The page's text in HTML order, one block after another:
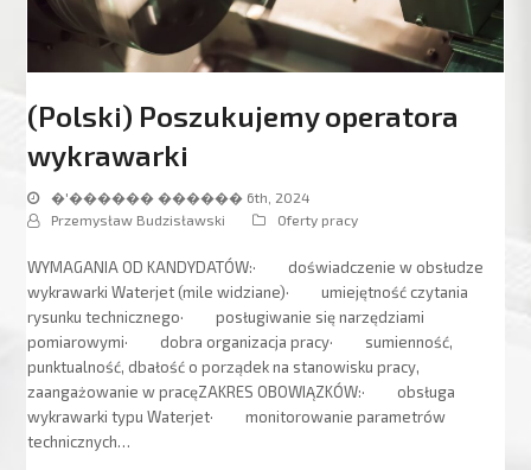
(Polski) Poszukujemy operatora
wykrawarki
�'������ ������ 6th, 2024
Przemysław Budzisławski
Oferty pracy
WYMAGANIA OD KANDYDATÓW:· doświadczenie w obsłudze
wykrawarki Waterjet (mile widziane)· umiejętność czytania
rysunku technicznego· posługiwanie się narzędziami
pomiarowymi· dobra organizacja pracy· sumienność,
punktualność, dbałość o porządek na stanowisku pracy,
zaangażowanie w pracęZAKRES OBOWIĄZKÓW:· obsługa
wykrawarki typu Waterjet· monitorowanie parametrów
technicznych…